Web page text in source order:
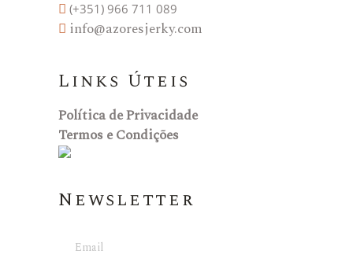
(+351) 966 711 089
info@azoresjerky.com
Links Úteis
Política de Privacidade
Termos e Condições
Newsletter